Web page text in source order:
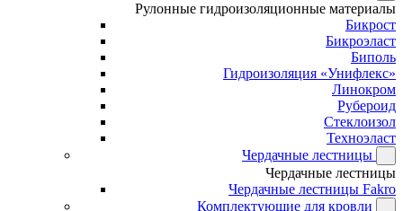
Рулонные гидроизоляционные материалы
Бикрост
Бикроэласт
Биполь
Гидроизоляция «Унифлекс»
Линокром
Рубероид
Стеклоизол
Техноэласт
Чердачные лестницы
Чердачные лестницы
Чердачные лестницы Fakro
Комплектующие для кровли